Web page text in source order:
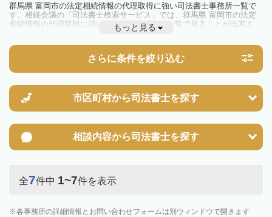
群馬県 富岡市の法定相続情報の代理取得に強い司法書士事務所一覧で
す。相続会議の「司法書士検索サービス」では、群馬県 富岡市の法定
相続情報の代理取得に強い司法書士事務所を一覧で見ることが出来ま
す。相続のトラブルやお悩みを抱えている方は一度近隣の司法書士に相
もっと見る
さらに条件を絞り込む
市区町村から司法書士を探す
相談内容から司法書士を探す
全7件中 1~7件を表示
各事務所の詳細情報とお問い合わせフォームは別ウィンドウで開きます